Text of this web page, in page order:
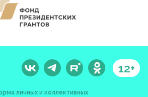
12+
личных и коллективных